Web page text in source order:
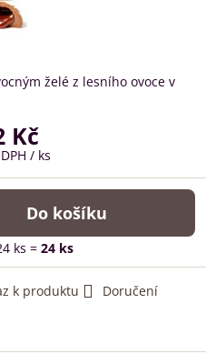
želé z lesního ovoce v
Kč
/ ks
Do košíku
ks = 24 ks
k produktu Doručení